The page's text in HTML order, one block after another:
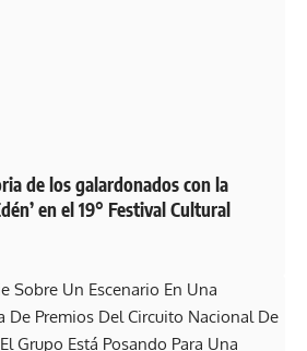
de los galardonados con la
en el 19° Festival Cultural